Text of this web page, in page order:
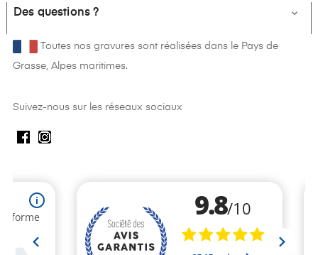
Des questions ? 
Toutes nos gravures sont réalisées dans le Pays de
Grasse, Alpes maritimes.
Suivez-nous sur les réseaux sociaux